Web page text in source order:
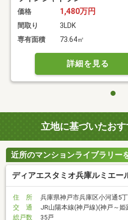
価格 1,480万円
間取り
3LDK
専有面積
73.64㎡
詳細を見る
立地に基づいたお
近所のマンションライブラリー
ディアエスタミオ兵庫ルミエー
住 所
兵庫県神戸市兵庫区小河通5
交 通
JR山陽本線(神戸線)(神戸～姫
総戸数
35戸